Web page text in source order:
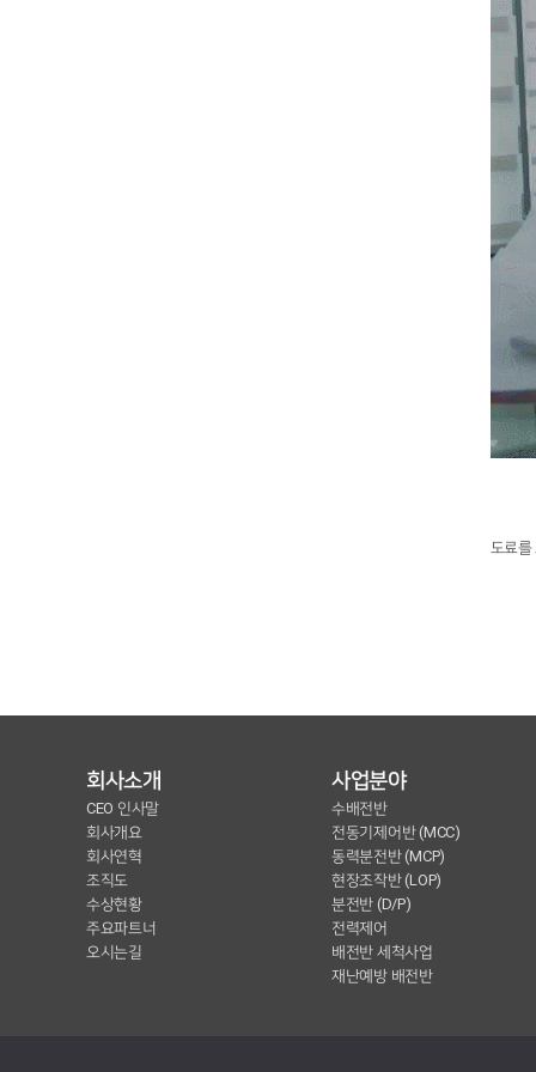
도료를
회사소개
CEO 인사말
회사개요
회사연혁
조직도
수상현황
주요파트너
오시는길
사업분야
수배전반
전동기제어반 (MCC)
동력분전반 (MCP)
현장조작반 (LOP)
분전반 (D/P)
전력제어
배전반 세척사업
재난예방 배전반